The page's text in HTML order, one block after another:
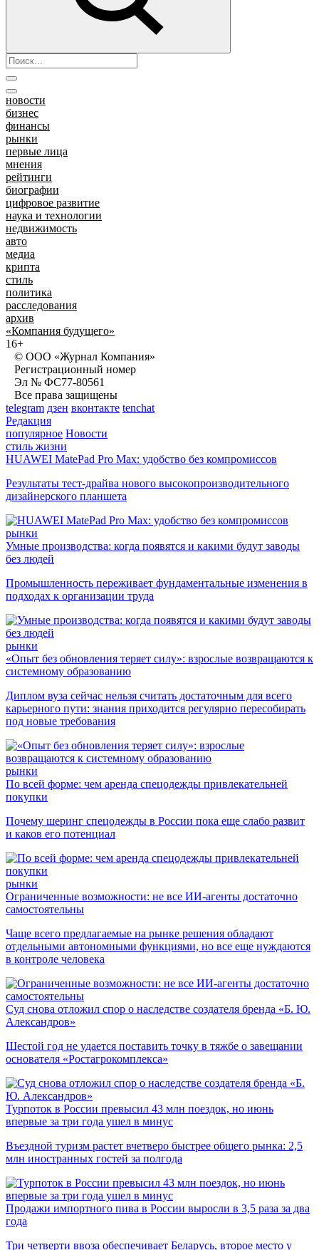
новости
бизнес
финансы
рынки
первые лица
мнения
рейтинги
биографии
цифровое развитие
наука и технологии
недвижимость
авто
медиа
крипта
стиль
политика
расследования
архив
«Компания будущего»
16+
© ООО «Журнал Компания»
Регистрационный номер
Эл № ФС77-80561
Все права защищены
telegram дзен вконтакте tenchat
Редакция
популярное Новости
стиль жизни
HUAWEI MatePad Pro Max: удобство без компромиссов
Результаты тест-драйва нового высокопроизводительного
дизайнерского планшета
рынки
Умные производства: когда появятся и какими будут заводы
без людей
Промышленность переживает фундаментальные изменения в
подходах к организации труда
рынки
«Опыт без обновления теряет силу»: взрослые возвращаются к
системному образованию
Диплом вуза сейчас нельзя считать достаточным для всего
карьерного пути: знания приходится регулярно пересобирать
под новые требования
рынки
По всей форме: чем аренда спецодежды привлекательней
покупки
Почему шеринг спецодежды в России пока еще слабо развит
и каков его потенциал
рынки
Ограниченные возможности: не все ИИ-агенты достаточно
самостоятельны
Чаще всего предлагаемые на рынке решения обладают
отдельными автономными функциями, но все еще нуждаются
в контроле человека
Суд снова отложил спор о наследстве создателя бренда «Б. Ю.
Александров»
Шестой год не удается поставить точку в тяжбе о завещании
основателя «Ростагрокомплекса»
Турпоток в России превысил 43 млн поездок, но июнь
впервые за три года ушел в минус
Въездной туризм растет вчетверо быстрее общего рынка: 2,5
млн иностранных гостей за полгода
Продажи импортного пива в России выросли в 3,5 раза за два
года
Три четверти ввоза обеспечивает Беларусь, второе место у